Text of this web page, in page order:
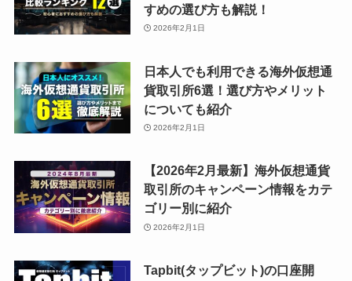
すめの選び方も解説！
2026年2月1日
日本人でも利用できる海外仮想通
貨取引所6選！選び方やメリット
についても紹介
2026年2月1日
【2026年2月最新】海外仮想通貨
取引所のキャンペーン情報をカテ
ゴリー別に紹介
2026年2月1日
Tapbit(タップビット)の口座開